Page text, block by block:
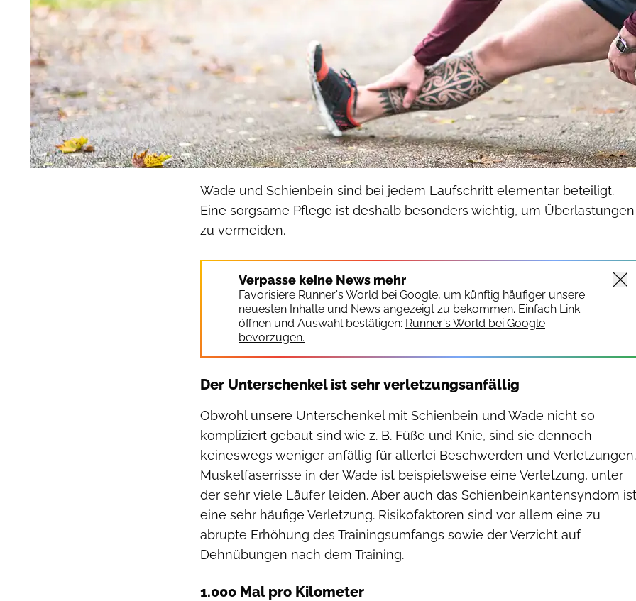
Wade und Schienbein sind bei jedem Laufschritt elementar beteiligt.
Eine sorgsame Pflege ist deshalb besonders wichtig, um Überlastungen
zu vermeiden.
Verpasse keine News mehr
Favorisiere Runner's World bei Google, um künftig häufiger unsere
neuesten Inhalte und News angezeigt zu bekommen. Einfach Link
öffnen und Auswahl bestätigen: Runner's World bei Google
bevorzugen.
Der Unterschenkel ist sehr verletzungsanfällig
Obwohl unsere Unterschenkel mit Schienbein und Wade nicht so
kompliziert gebaut sind wie z. B. Füße und Knie, sind sie dennoch
keineswegs weniger anfällig für allerlei Beschwerden und Verletzungen.
Muskelfaserrisse in der Wade ist beispielsweise eine Verletzung, unter
der sehr viele Läufer leiden. Aber auch das Schienbeinkantensyndom ist
eine sehr häufige Verletzung. Risikofaktoren sind vor allem eine zu
abrupte Erhöhung des Trainingsumfangs sowie der Verzicht auf
Dehnübungen nach dem Training.
1.000 Mal pro Kilometer